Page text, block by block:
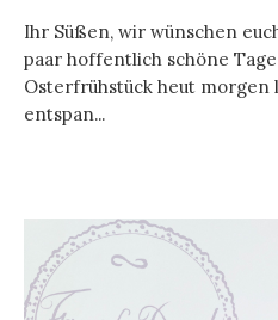
Ihr Süßen, wir wünschen
paar hoffentlich schöne
Osterfrühstück heut morgen
entspan...